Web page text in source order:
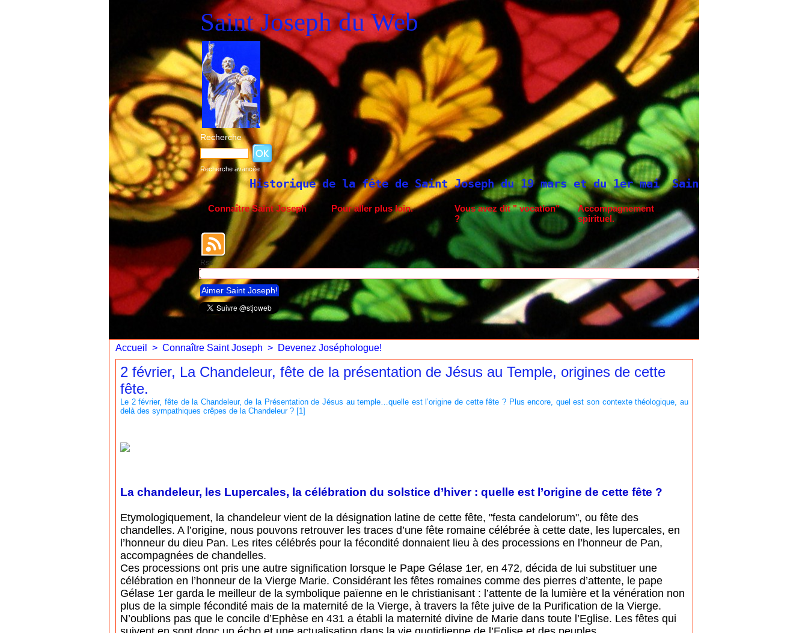
Saint Joseph du Web
Recherche
Recherche avancée
Historique de la fête de Saint Joseph du 19 mars et du 1er mai Saint Joseph à Fatima. Neuvaine à Saint
Connaître Saint Joseph Pour aller plus loin.
Vous avez dit " vocation"
?
Accompagnement
spirituel.
Rss
Aimer Saint Joseph!
Accueil > Connaître Saint Joseph > Devenez Joséphologue!
2 février, La Chandeleur, fête de la présentation de Jésus au Temple, origines de cette
fête.
Le 2 février, fête de la Chandeleur, de la Présentation de Jésus au temple…quelle est l’origine de cette fête ? Plus encore, quel est son contexte théologique, au
delà des sympathiques crêpes de la Chandeleur ? [1]
La chandeleur, les Lupercales, la célébration du solstice d’hiver : quelle est l’origine de cette fête ?
Etymologiquement, la chandeleur vient de la désignation latine de cette fête, "festa candelorum", ou fête des
chandelles. A l’origine, nous pouvons retrouver les traces d’une fête romaine célébrée à cette date, les lupercales, en
l’honneur du dieu Pan. Les rites célébrés pour la fécondité donnaient lieu à des processions en l’honneur de Pan,
accompagnées de chandelles.
Ces processions ont pris une autre signification lorsque le Pape Gélase 1er, en 472, décida de lui substituer une
célébration en l’honneur de la Vierge Marie. Considérant les fêtes romaines comme des pierres d’attente, le pape
Gélase 1er garda le meilleur de la symbolique païenne en le christianisant : l’attente de la lumière et la vénération non
plus de la simple fécondité mais de la maternité de la Vierge, à travers la fête juive de la Purification de la Vierge.
N’oublions pas que le concile d’Ephèse en 431 a établi la maternité divine de Marie dans toute l’Eglise. Les fêtes qui